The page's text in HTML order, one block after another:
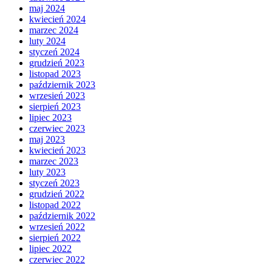
maj 2024
kwiecień 2024
marzec 2024
luty 2024
styczeń 2024
grudzień 2023
listopad 2023
październik 2023
wrzesień 2023
sierpień 2023
lipiec 2023
czerwiec 2023
maj 2023
kwiecień 2023
marzec 2023
luty 2023
styczeń 2023
grudzień 2022
listopad 2022
październik 2022
wrzesień 2022
sierpień 2022
lipiec 2022
czerwiec 2022